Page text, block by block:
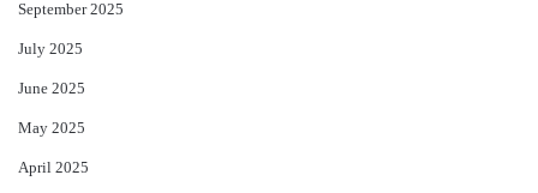
September 2025
July 2025
June 2025
May 2025
April 2025